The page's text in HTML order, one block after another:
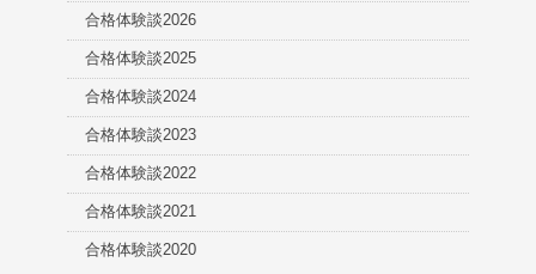
合格体験談2026
合格体験談2025
合格体験談2024
合格体験談2023
合格体験談2022
合格体験談2021
合格体験談2020